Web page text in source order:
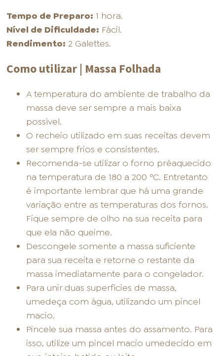
Tempo de Preparo: 1 hora.
Nível de Dificuldade: Fácil.
Rendimento: 2 Galettes.
Como utilizar | Massa Folhada
A temperatura do ambiente de trabalho da
massa deve ser sempre a mais baixa
possível.
O recheio utilizado em suas receitas devem
ser sempre frios e consistentes.
Recomenda-se utilizar o forno préaquecido
na temperatura de 180 a 200 ºC. Entretanto
é importante lembrar que há uma grande
variação entre as temperaturas dos fornos.
Fique sempre de olho na sua receita para
que ela não queime.
Descongele somente a massa suficiente
para sua receita e retorne o restante da
massa imediatamente para o congelador.
Para unir duas superfícies de massa,
umedeça com água, utilizando um pincel
macio.
Pincele sua massa antes do assamento. Para
isso, utilize um pincel macio umedecido em